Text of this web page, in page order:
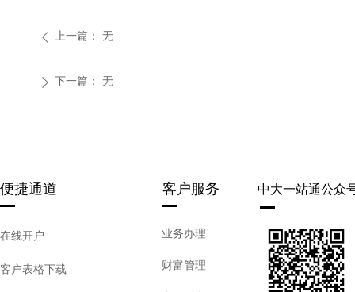
ꄴ 上一篇： 无
ꄲ 下一篇： 无
便捷通道
在线开户
客户表格下载
业务办理
财富管理
客户服务 中大一站通公众